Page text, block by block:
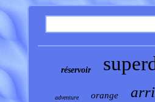
réservoir
adventure orange